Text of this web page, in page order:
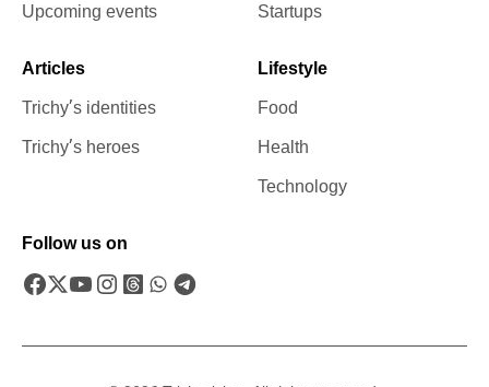
Upcoming events
Startups
Articles
Trichy’s identities
Trichy’s heroes
Lifestyle
Food
Health
Technology
Follow us on